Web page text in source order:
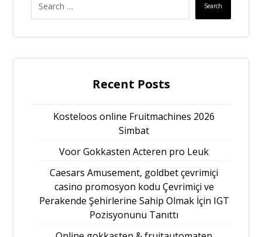
Search
Recent Posts
Kosteloos online Fruitmachines 2026
Simbat
Voor Gokkasten Acteren pro Leuk
Caesars Amusement, goldbet çevrimiçi
casino promosyon kodu Çevrimiçi ve
Perakende Şehirlerine Sahip Olmak İçin IGT
Pozisyonunu Tanıttı